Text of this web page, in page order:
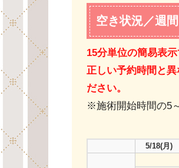
空き状況／週
15分単位の簡易表示
正しい予約時間と
ださい。
※施術開始時間の5
5/18(月)